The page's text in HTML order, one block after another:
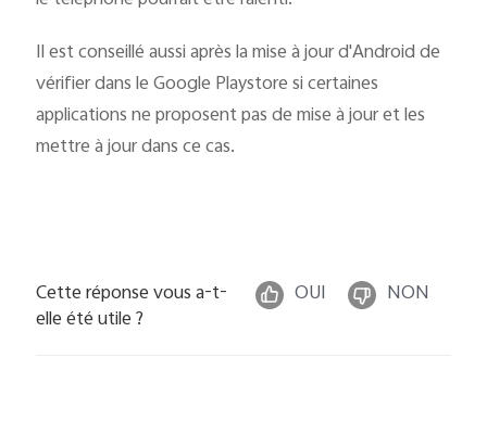
Il est conseillé aussi après la mise à jour d'Android de
vérifier dans le Google Playstore si certaines
applications ne proposent pas de mise à jour et les
mettre à jour dans ce cas.
Cette réponse vous a-t-
elle été utile ?
OUI NON